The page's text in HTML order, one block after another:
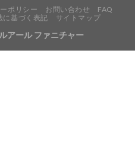
ポリシー お問い合わせ
FAQ
に基づく表記 サイトマップ
アール ファニチャー